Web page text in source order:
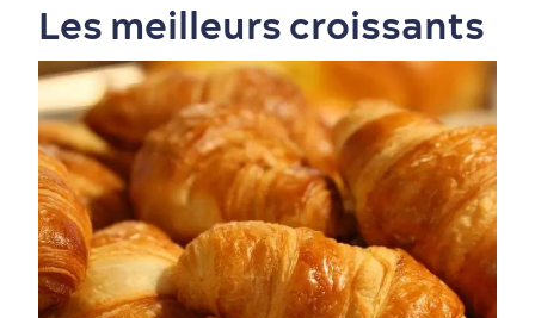
Les meilleurs croissants